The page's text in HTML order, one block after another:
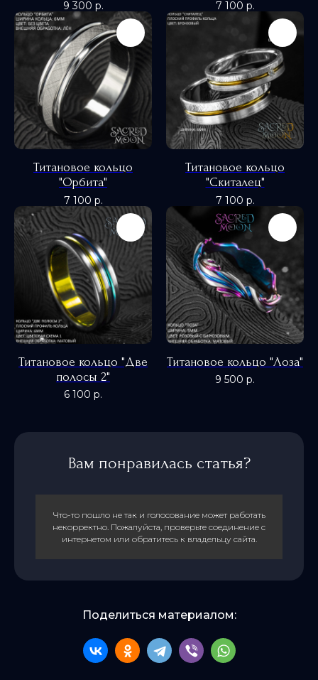
0
9 300 р. 7 100 р.
Титановое кольцо
"Орбита"
7 100 р.
Титановое кольцо
"Скиталец"
7 100 р.
Титановое кольцо "Две
полосы 2"
6 100 р.
Титановое кольцо "Лоза"
9 500 р.
Вам понравилась статья?
Что-то пошло не так и голосование может работать
некорректно. Пожалуйста, проверьте соединение с
интернетом или обратитесь к владельцу сайта.
Поделиться материалом: